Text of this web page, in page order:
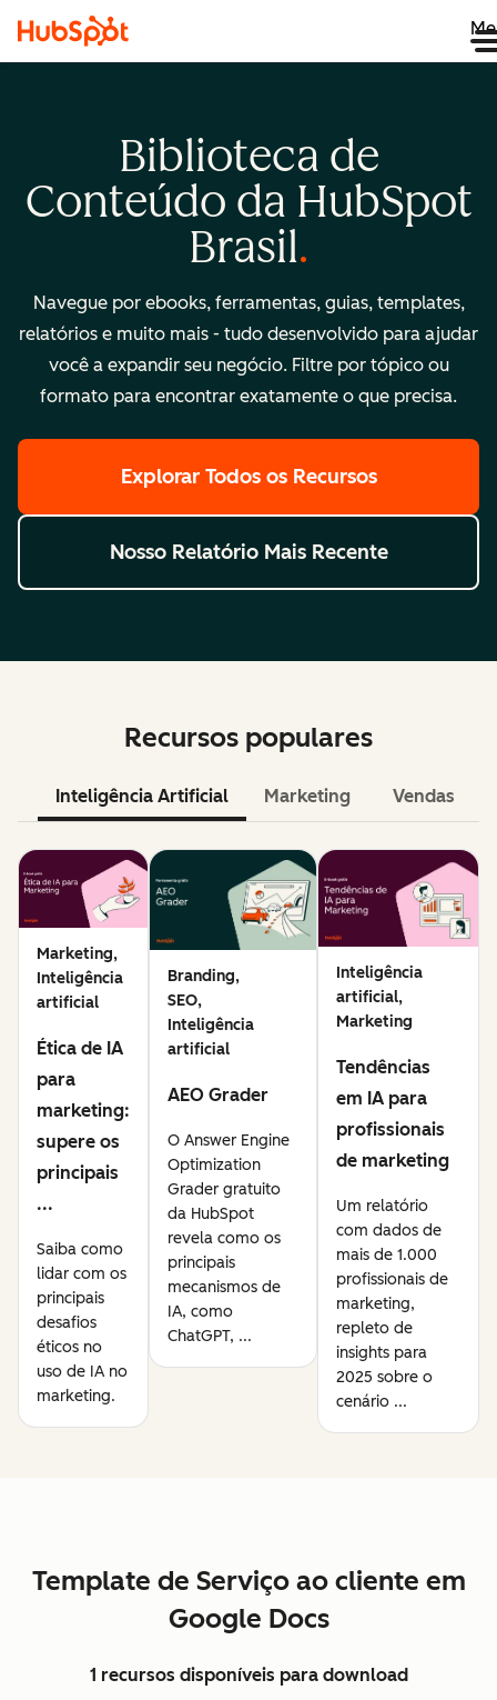
Biblioteca de
Conteúdo da HubSpot
Brasil
Navegue por ebooks, ferramentas, guias, templates,
relatórios e muito mais - tudo desenvolvido para ajudar
você a expandir seu negócio. Filtre por tópico ou
formato para encontrar exatamente o que precisa.
Explorar Todos os Recursos
Nosso Relatório Mais Recente
Recursos populares
Inteligência Artificial Marketing Vendas
Marketing,
Inteligência
artificial
Ética de IA
para
marketing:
supere os
principais
...
Saiba como
lidar com os
principais
desafios
éticos no
uso de IA no
marketing.
Branding,
SEO,
Inteligência
artificial
AEO Grader
O Answer Engine
Optimization
Grader gratuito
da HubSpot
revela como os
principais
mecanismos de
IA, como
ChatGPT, ...
Inteligência
artificial,
Marketing
Tendências
em IA para
profissionais
de marketing
Um relatório
com dados de
mais de 1.000
profissionais de
marketing,
repleto de
insights para
2025 sobre o
cenário ...
Template de Serviço ao cliente em
Google Docs
1 recursos disponíveis para download